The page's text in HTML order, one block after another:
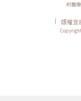
的醫
| 版權宣